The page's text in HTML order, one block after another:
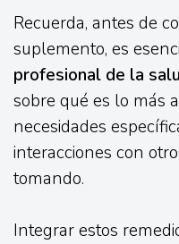
Recuerda, antes de
suplemento, es
profesional de la
sobre qué es lo más
necesidades
interacciones con
tomando.
Integrar estos